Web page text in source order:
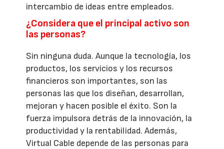
intercambio de ideas entre empleados.
¿Considera que el principal activo son
las personas?
Sin ninguna duda. Aunque la tecnología, los
productos, los servicios y los recursos
financieros son importantes, son las
personas las que los diseñan, desarrollan,
mejoran y hacen posible el éxito. Son la
fuerza impulsora detrás de la innovación, la
productividad y la rentabilidad. Además,
Virtual Cable depende de las personas para